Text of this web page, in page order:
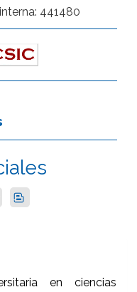
441480
en ciencias